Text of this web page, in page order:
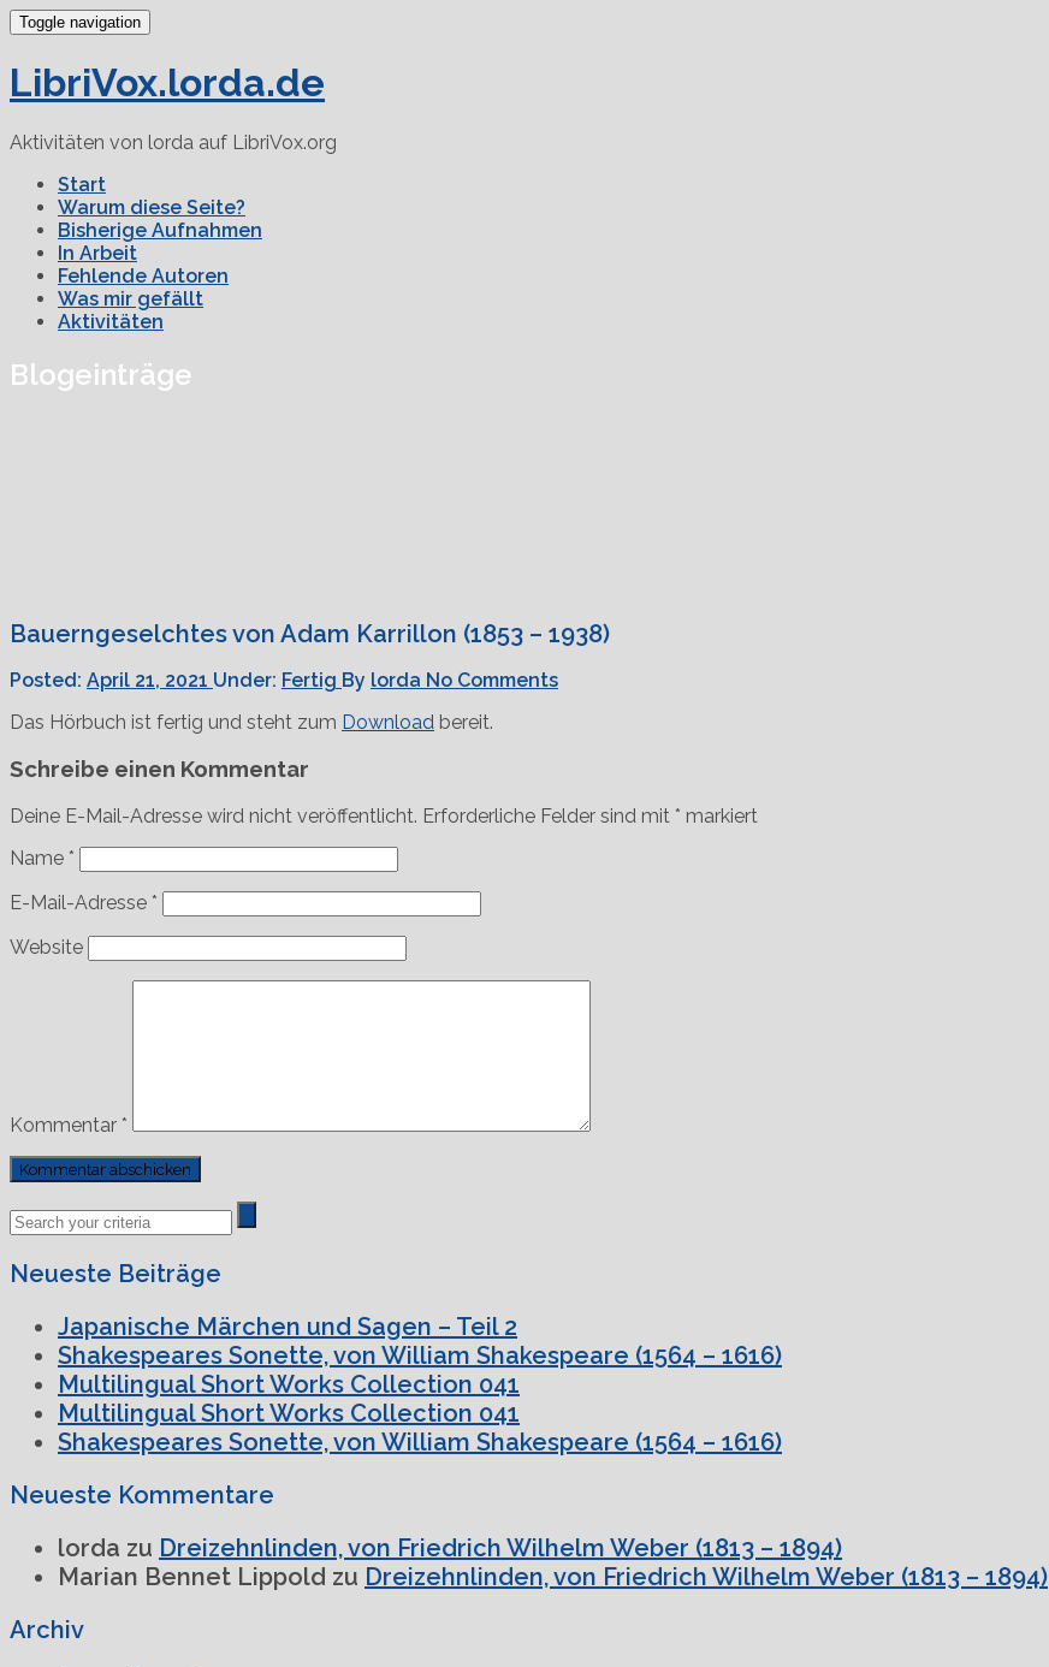
Toggle navigation
LibriVox.lorda.de
Aktivitäten von lorda auf LibriVox.org
Start
Warum diese Seite?
Bisherige Aufnahmen
In Arbeit
Fehlende Autoren
Was mir gefällt
Aktivitäten
Blogeinträge
Bauerngeselchtes von Adam Karrillon (1853 – 1938)
Posted: April 21, 2021 Under: Fertig By lorda No Comments
Das Hörbuch ist fertig und steht zum Download bereit.
Schreibe einen Kommentar
Deine E-Mail-Adresse wird nicht veröffentlicht. Erforderliche Felder sind mit * markiert
Name *
E-Mail-Adresse *
Website
Kommentar *
Previous
Post
Next
Post
Neueste Beiträge
Japanische Märchen und Sagen – Teil 2
Shakespeares Sonette, von William Shakespeare (1564 – 1616)
Multilingual Short Works Collection 041
Multilingual Short Works Collection 041
Shakespeares Sonette, von William Shakespeare (1564 – 1616)
Neueste Kommentare
lorda zu Dreizehnlinden, von Friedrich Wilhelm Weber (1813 – 1894)
Marian Bennet Lippold zu Dreizehnlinden, von Friedrich Wilhelm Weber (1813 – 1894)
Archiv